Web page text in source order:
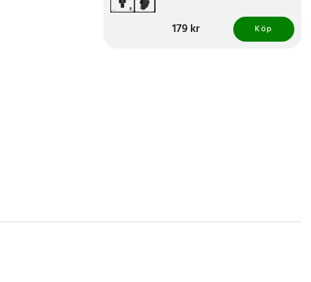
Pris :179 kr
179 kr Köp